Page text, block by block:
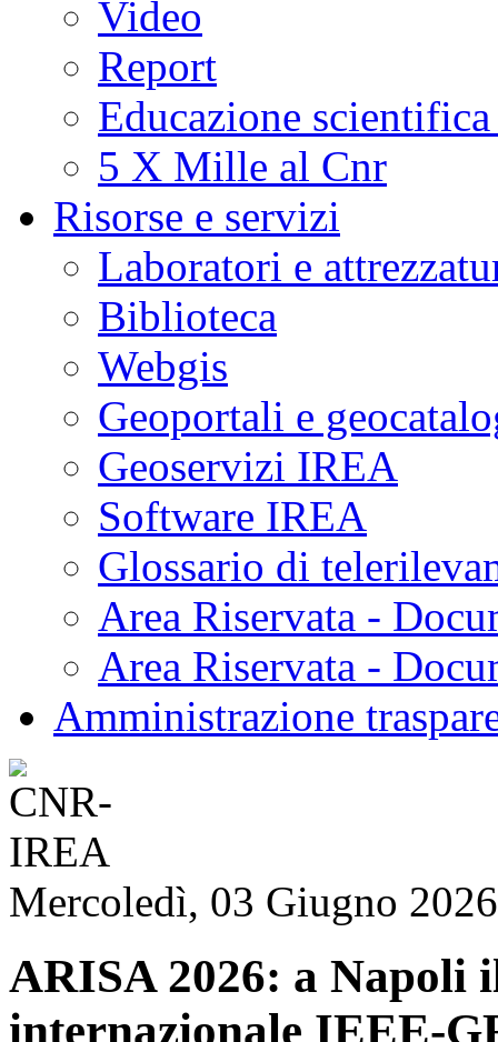
Video
Report
Educazione
5 X Mille al Cnr
Risorse e servizi
Laboratori e
Biblioteca
Webgis
Geoportali e
Geoservizi IREA
Software IREA
Glossario di
Area Riservata -
Area Riservata -
Amministrazione
Mercoledì, 03 Giugno
ARISA 2026: a Napoli
internazionale IEEE-